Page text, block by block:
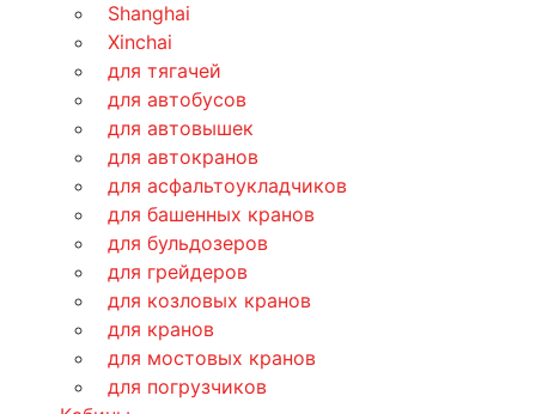
Shanghai
Xinchai
для тягачей
для автобусов
для автовышек
для автокранов
для асфальтоукладчиков
для башенных кранов
для бульдозеров
для грейдеров
для козловых кранов
для кранов
для мостовых кранов
для погрузчиков